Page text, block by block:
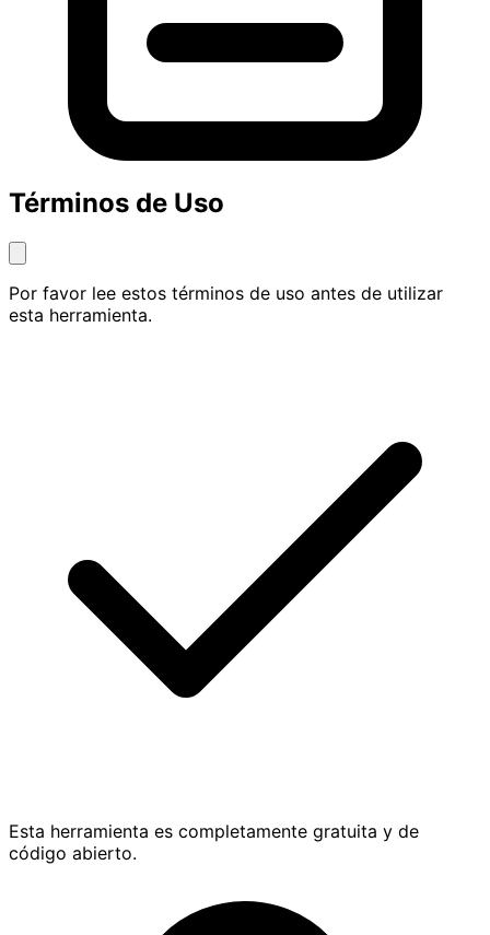
Términos de Uso
Por favor lee estos términos de uso antes de utilizar
esta herramienta.
Esta herramienta es completamente gratuita y de
código abierto.